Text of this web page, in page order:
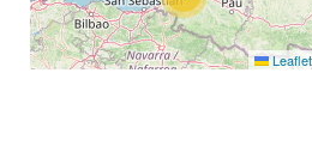
Leaflet